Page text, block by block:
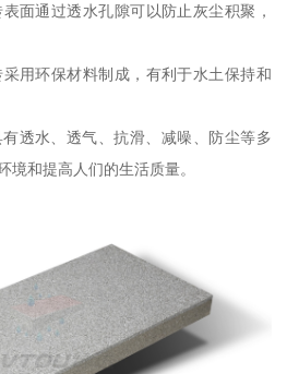
面通过透水孔隙可以防止灰尘积聚，
用环保材料制成，有利于水土保持和
透水、透气、抗滑、减噪、防尘等多
境和提高人们的生活质量。